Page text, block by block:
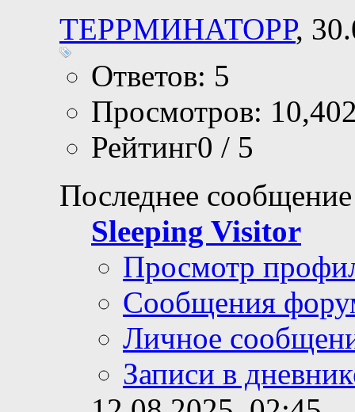
ТЕРРМИНАТОРР,
Ответов: 5
Просмотров:
Рейтинг0 / 5
Последнее
Sleeping Visitor
Просмотр
Сообщения
Личное
Записи в